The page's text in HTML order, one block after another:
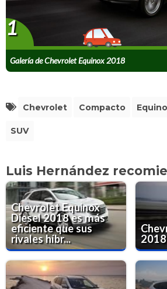
Galería de Chevrolet Equinox 2018
1
Chevrolet Compacto
SUV
Luis Hernández
Chevrolet Equinox
Diesel 2018 es más
eficiente que sus
rivales híbr...